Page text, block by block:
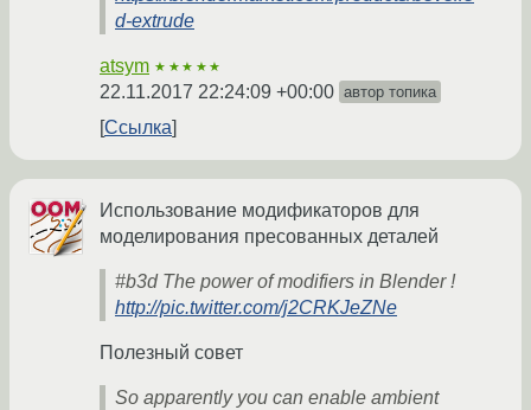
d-extrude
atsym ★★★★★
22.11.2017 22:24:09 +00:00 автор топика
Ссылка
Использование модификаторов для
моделирования пресованных деталей
#b3d The power of modifiers in Blender !
http://pic.twitter.com/j2CRKJeZNe
Полезный совет
So apparently you can enable ambient